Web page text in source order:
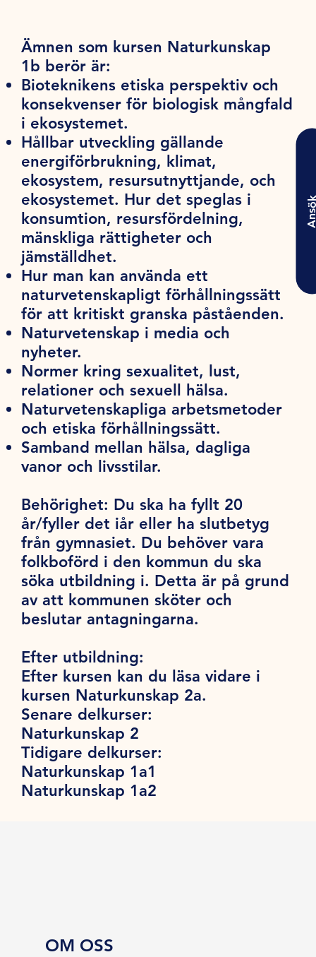
Ämnen som kursen Naturkunskap
1b berör är:
Bioteknikens etiska perspektiv och
konsekvenser för biologisk mångfald
i ekosystemet.
Hållbar utveckling gällande
energiförbrukning, klimat,
ekosystem, resursutnyttjande, och
ekosystemet. Hur det speglas i
konsumtion, resursfördelning,
mänskliga rättigheter och
jämställdhet.
Hur man kan använda ett
naturvetenskapligt förhållningssätt
för att kritiskt granska påståenden.
Naturvetenskap i media och
nyheter.
Normer kring sexualitet, lust,
relationer och sexuell hälsa.
Naturvetenskapliga arbetsmetoder
och etiska förhållningssätt.
Samband mellan hälsa, dagliga
vanor och livsstilar.
Behörighet: Du ska ha fyllt 20
år/fyller det iår eller ha slutbetyg
från gymnasiet. Du behöver vara
folkboförd i den kommun du ska
söka utbildning i. Detta är på grund
av att kommunen sköter och
beslutar antagningarna.
Efter utbildning:
Efter kursen kan du läsa vidare i
kursen Naturkunskap 2a.
Senare delkurser:
Naturkunskap 2
Tidigare delkurser:
Naturkunskap 1a1
Naturkunskap 1a2
OM OSS